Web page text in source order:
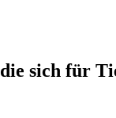
sich für